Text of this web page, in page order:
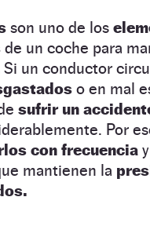
son uno de los
de un coche para
Si un conductor
o en mal
sufrir un
Por
con frecuencia y
mantienen la